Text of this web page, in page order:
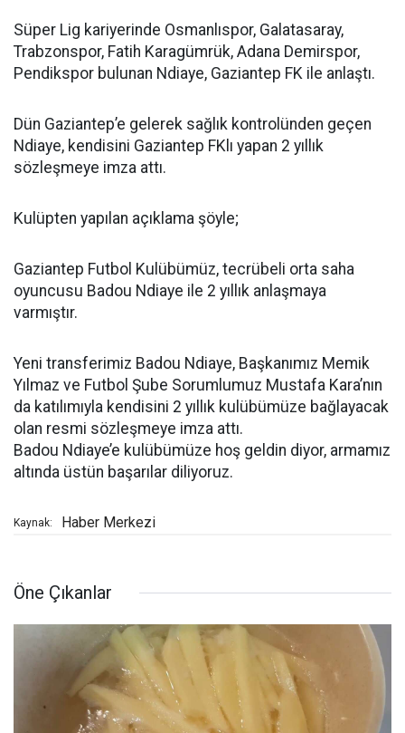
Süper Lig kariyerinde Osmanlıspor, Galatasaray,
Trabzonspor, Fatih Karagümrük, Adana Demirspor,
Pendikspor bulunan Ndiaye, Gaziantep FK ile anlaştı.
Dün Gaziantep’e gelerek sağlık kontrolünden geçen
Ndiaye, kendisini Gaziantep FKlı yapan 2 yıllık
sözleşmeye imza attı.
Kulüpten yapılan açıklama şöyle;
Gaziantep Futbol Kulübümüz, tecrübeli orta saha
oyuncusu Badou Ndiaye ile 2 yıllık anlaşmaya
varmıştır.
Yeni transferimiz Badou Ndiaye, Başkanımız Memik
Yılmaz ve Futbol Şube Sorumlumuz Mustafa Kara’nın
da katılımıyla kendisini 2 yıllık kulübümüze bağlayacak
olan resmi sözleşmeye imza attı.
Badou Ndiaye’e kulübümüze hoş geldin diyor, armamız
altında üstün başarılar diliyoruz.
Kaynak: Haber Merkezi
Öne Çıkanlar